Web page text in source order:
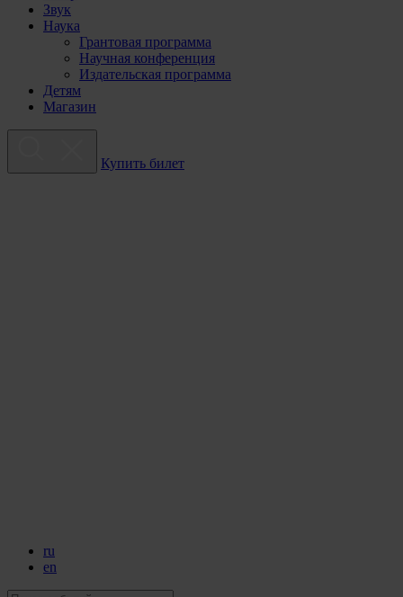
Звук
Наука
Грантовая программа
Научная конференция
Издательская программа
Детям
Магазин
Купить билет
ru
en